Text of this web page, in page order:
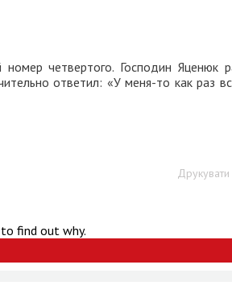
четвертого. Господин Яценюк
ответил: «У меня-то как раз
Друкувати
find out why.